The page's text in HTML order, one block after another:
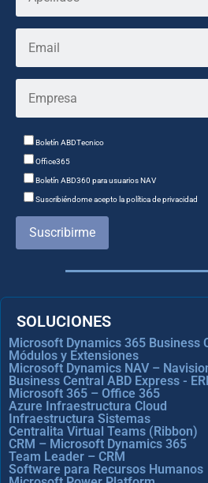
Boletín ABDTecnico
Office365
Boletín ABD360 para usuarios NAV
Suscribiéndome acepto la política de privacidad
Suscribirme
SOLUCIONES
Microsoft Dynamics 365 Business
Módulos y Extensiones
Microsoft Dynamics NAV –
Business Central ABD Express -
Microsoft 365 – Office 365
Azure Infraestructura Cloud
Infraestructura Sistemas
Centralita Virtual Teams (Ribbon)
CRM – Microsoft Dynamics 365
Team Leader – CRM
Software para Recursos Humanos